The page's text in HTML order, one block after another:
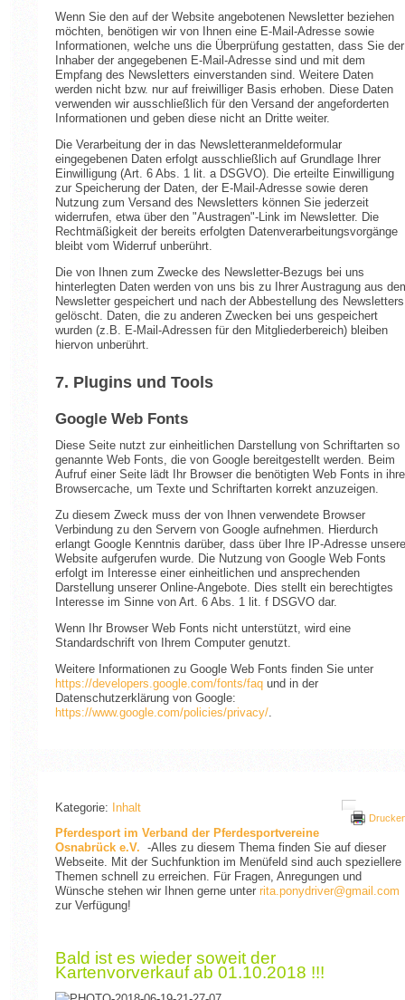
Wenn Sie den auf der Website angebotenen Newsletter beziehen
möchten, benötigen wir von Ihnen eine E-Mail-Adresse sowie
Informationen, welche uns die Überprüfung gestatten, dass Sie der
Inhaber der angegebenen E-Mail-Adresse sind und mit dem
Empfang des Newsletters einverstanden sind. Weitere Daten
werden nicht bzw. nur auf freiwilliger Basis erhoben. Diese Daten
verwenden wir ausschließlich für den Versand der angeforderten
Informationen und geben diese nicht an Dritte weiter.
Die Verarbeitung der in das Newsletteranmeldeformular
eingegebenen Daten erfolgt ausschließlich auf Grundlage Ihrer
Einwilligung (Art. 6 Abs. 1 lit. a DSGVO). Die erteilte Einwilligung
zur Speicherung der Daten, der E-Mail-Adresse sowie deren
Nutzung zum Versand des Newsletters können Sie jederzeit
widerrufen, etwa über den "Austragen"-Link im Newsletter. Die
Rechtmäßigkeit der bereits erfolgten Datenverarbeitungsvorgänge
bleibt vom Widerruf unberührt.
Die von Ihnen zum Zwecke des Newsletter-Bezugs bei uns
hinterlegten Daten werden von uns bis zu Ihrer Austragung aus
Newsletter gespeichert und nach der Abbestellung des Newsletters
gelöscht. Daten, die zu anderen Zwecken bei uns gespeichert
wurden (z.B. E-Mail-Adressen für den Mitgliederbereich) bleiben
hiervon unberührt.
7. Plugins und Tools
Google Web Fonts
Diese Seite nutzt zur einheitlichen Darstellung von Schriftarten so
genannte Web Fonts, die von Google bereitgestellt werden. Beim
Aufruf einer Seite lädt Ihr Browser die benötigten Web Fonts in
Browsercache, um Texte und Schriftarten korrekt anzuzeigen.
Zu diesem Zweck muss der von Ihnen verwendete Browser
Verbindung zu den Servern von Google aufnehmen. Hierdurch
erlangt Google Kenntnis darüber, dass über Ihre IP-Adresse unsere
Website aufgerufen wurde. Die Nutzung von Google Web Fonts
erfolgt im Interesse einer einheitlichen und ansprechenden
Darstellung unserer Online-Angebote. Dies stellt ein berechtigtes
Interesse im Sinne von Art. 6 Abs. 1 lit. f DSGVO dar.
Wenn Ihr Browser Web Fonts nicht unterstützt, wird eine
Standardschrift von Ihrem Computer genutzt.
Weitere Informationen zu Google Web Fonts finden Sie unter
https://developers.google.com/fonts/faqund in der
Datenschutzerklärung von Google:
https://www.google.com/policies/privacy/.
Kategorie: Inhalt
Pferdesport im Verband der Pferdesportvereine
Osnabrück e.V. -Alles zu diesem Thema finden Sie auf dieser
Webseite. Mit der Suchfunktion im Menüfeld sind auch speziellere
Themen schnell zu erreichen. Für Fragen, Anregungen und
Wünsche stehen wir Ihnen gerne unter rita.ponydriver@gmail.com
zur Verfügung!
Bald ist es wieder soweit der
Kartenvorverkauf ab 01.10.2018 !!!